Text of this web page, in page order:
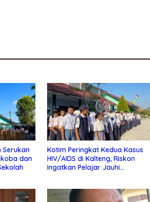
Serukan
dan
Kotim Peringkat Kedua Kasus
HIV/AIDS di Kalteng, Riskon
Ingatkan Pelajar Jauhi